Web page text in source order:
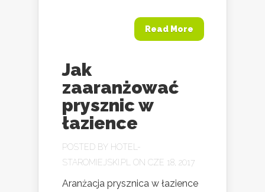
Read More
Jak
zaaranżować
prysznic w
łazience
POSTED BY HOTEL-
STAROMIEJSKI.PL
ON CZE 18, 2017
Aranżacja prysznica w łazience